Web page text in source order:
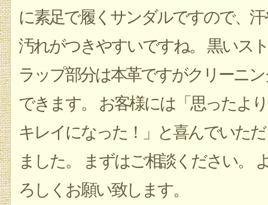
に素足で履くサンダルですので、
汚れがつきやすいですね。 黒いスト
ラップ部分は本革ですがクリーニ
できます。 お客様には「思ったより
キレイになった！」と喜んでいた
ました。 まずはご相談ください。
ろしくお願い致します。